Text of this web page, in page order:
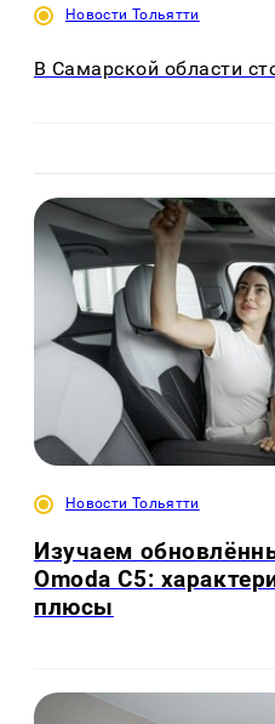
Новости Тольятти
В Самарской области
Новости Тольятти
Изучаем
Omoda C5:
плюсы